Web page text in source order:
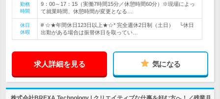
勤務
時間
9：00～17：15（実働7時間15分／休憩時間60分）※現場によっ
て就業時間、休憩時間が変更となる…
休日
休暇
# ☆★年間休日123日以上★☆* 完全週休2日制（土日） └休日
出勤がある場合は振替休日を取ってい…
求人詳細を見る 気になる